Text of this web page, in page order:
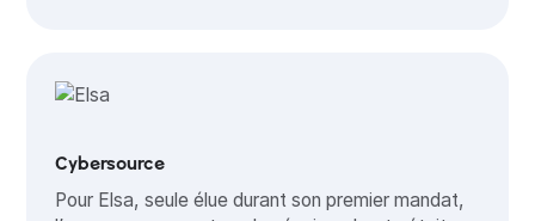
Cybersource
Pour Elsa, seule élue durant son premier mandat,